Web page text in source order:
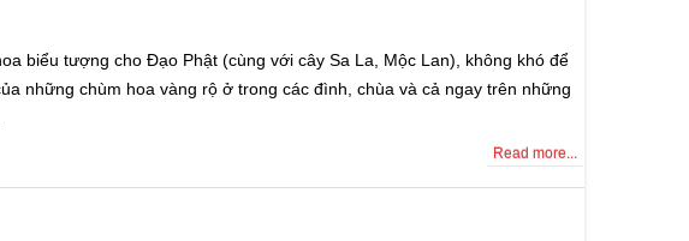
biểu tượng cho Đạo Phật (cùng với cây Sa La, Mộc Lan), không khó để
những chùm hoa vàng rộ ở trong các đình, chùa và cả ngay trên những
Read more...